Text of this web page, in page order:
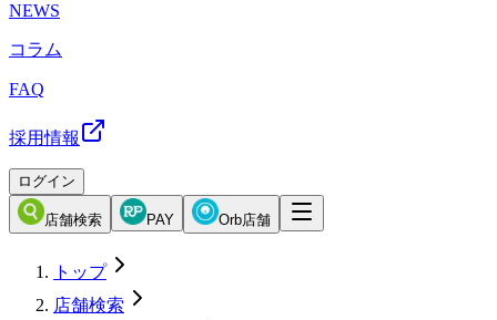
NEWS
コラム
FAQ
採用情報
ログイン
店舗検索 PAY Orb店舗
トップ
店舗検索